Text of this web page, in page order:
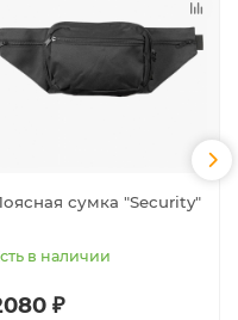
сумка "Security"
в наличии
₽